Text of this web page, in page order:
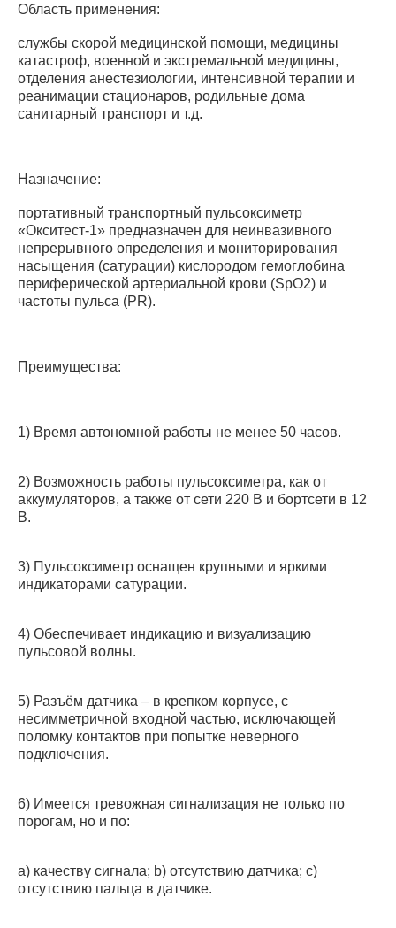
Область применения:
службы скорой медицинской помощи, медицины
катастроф, военной и экстремальной медицины,
отделения анестезиологии, интенсивной терапии и
реанимации стационаров, родильные дома
санитарный транспорт и т.д.
Назначение:
портативный транспортный пульсоксиметр
«Окситест-1» предназначен для неинвазивного
непрерывного определения и мониторирования
насыщения (сатурации) кислородом гемоглобина
периферической артериальной крови (SpO2) и
частоты пульса (PR).
Преимущества:
1) Время автономной работы не менее 50 часов.
2) Возможность работы пульсоксиметра, как от
аккумуляторов, а также от сети 220 В и бортсети в 12
В.
3) Пульсоксиметр оснащен крупными и яркими
индикаторами сатурации.
4) Обеспечивает индикацию и визуализацию
пульсовой волны.
5) Разъём датчика – в крепком корпусе, с
несимметричной входной частью, исключающей
поломку контактов при попытке неверного
подключения.
6) Имеется тревожная сигнализация не только по
порогам, но и по:
a) качеству сигнала; b) отсутствию датчика; c)
отсутствию пальца в датчике.